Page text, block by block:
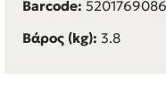
Barcode:
Βάρος (kg): 3.8